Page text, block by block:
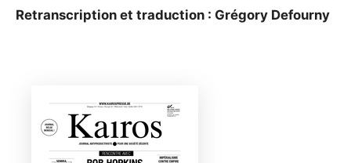
Retranscription et traduction : Grégory Defourny